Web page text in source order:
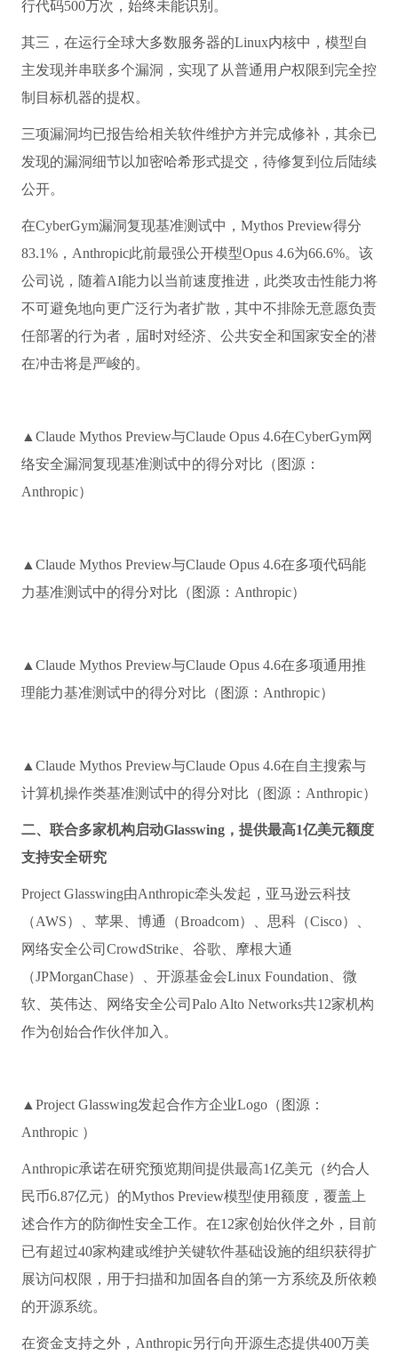
行代码500万次，始终未能识别。
其三，在运行全球大多数服务器的Linux内核中，模型自
主发现并串联多个漏洞，实现了从普通用户权限到完全控
制目标机器的提权。
三项漏洞均已报告给相关软件维护方并完成修补，其余已
发现的漏洞细节以加密哈希形式提交，待修复到位后陆续
公开。
在CyberGym漏洞复现基准测试中，Mythos Preview得分
83.1%，Anthropic此前最强公开模型Opus 4.6为66.6%。该
公司说，随着AI能力以当前速度推进，此类攻击性能力将
不可避免地向更广泛行为者扩散，其中不排除无意愿负责
任部署的行为者，届时对经济、公共安全和国家安全的潜
在冲击将是严峻的。
▲Claude Mythos Preview与Claude Opus 4.6在CyberGym网
络安全漏洞复现基准测试中的得分对比（图源：
Anthropic）
▲Claude Mythos Preview与Claude Opus 4.6在多项代码能
力基准测试中的得分对比（图源：Anthropic）
▲Claude Mythos Preview与Claude Opus 4.6在多项通用推
理能力基准测试中的得分对比（图源：Anthropic）
▲Claude Mythos Preview与Claude Opus 4.6在自主搜索与
计算机操作类基准测试中的得分对比（图源：Anthropic）
二、联合多家机构启动Glasswing，提供最高1亿美元额度
支持安全研究
Project Glasswing由Anthropic牵头发起，亚马逊云科技
（AWS）、苹果、博通（Broadcom）、思科（Cisco）、
网络安全公司CrowdStrike、谷歌、摩根大通
（JPMorganChase）、开源基金会Linux Foundation、微
软、英伟达、网络安全公司Palo Alto Networks共12家机构
作为创始合作伙伴加入。
▲Project Glasswing发起合作方企业Logo（图源：
Anthropic ）
Anthropic承诺在研究预览期间提供最高1亿美元（约合人
民币6.87亿元）的Mythos Preview模型使用额度，覆盖上
述合作方的防御性安全工作。在12家创始伙伴之外，目前
已有超过40家构建或维护关键软件基础设施的组织获得扩
展访问权限，用于扫描和加固各自的第一方系统及所依赖
的开源系统。
在资金支持之外，Anthropic另行向开源生态提供400万美